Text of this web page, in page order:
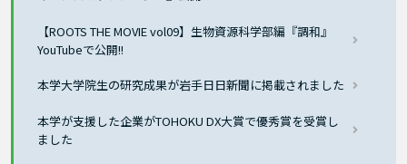
【ROOTS THE MOVIE vol09】生物資源科学部編『調和』
YouTubeで公開!!
本学大学院生の研究成果が岩手日日新聞に掲載されました
本学が支援した企業がTOHOKU DX大賞で優秀賞を受賞し
ました